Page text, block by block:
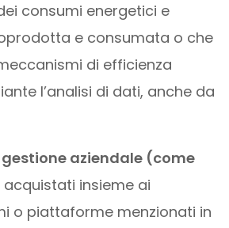
consumi energetici e
e consumata o che
di efficienza
l’analisi di dati, anche da
aziendale (come
acquistati insieme ai
o piattaforme menzionati in